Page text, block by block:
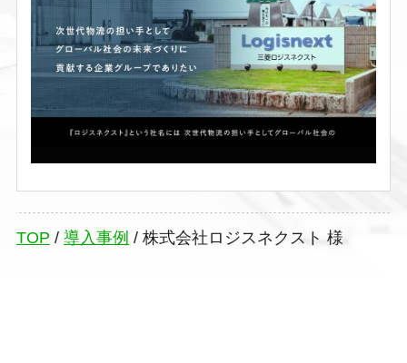
TOP / 導入事例 / 株式会社ロジスネクスト 様